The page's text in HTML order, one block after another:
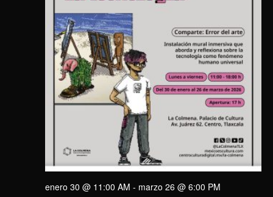
enero 30 @ 11:00 AM - marzo 26 @ 6:00 PM